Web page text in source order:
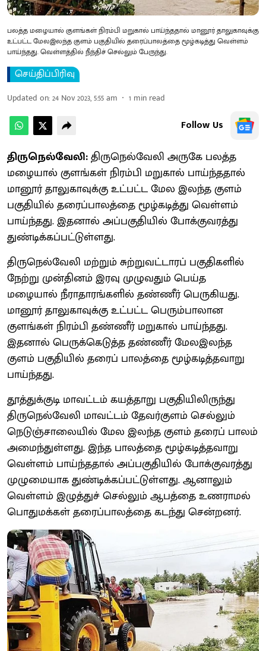
பலத்த மழையால் குளங்கள் நிரம்பி மறுகால் பாய்ந்ததால் மானூர் தாலுகாவுக்கு
உட்பட்ட மேலஇலந்த குளம் பகுதியில் தரைப்பாலத்தை மூழ்கடித்து வெள்ளம்
பாய்ந்தது. வெள்ளத்தில் நீந்திச் செல்லும் பேருந்து.
செய்திப்பிரிவு
Updated on:24 Nov 2023, 5:55 am 1 min read
Follow Us
திருநெல்வேலி:திருநெல்வேலி அருகே பலத்த
மழையால் குளங்கள் நிரம்பி மறுகால் பாய்ந்ததால்
மானூர் தாலுகாவுக்கு உட்பட்ட மேல இலந்த குளம்
பகுதியில் தரைப்பாலத்தை மூழ்கடித்து வெள்ளம்
பாய்ந்தது. இதனால் அப்பகுதியில் போக்குவரத்து
துண்டிக்கப்பட்டுள்ளது.
திருநெல்வேலி மற்றும் சுற்றுவட்டாரப் பகுதிகளில்
நேற்று முன்தினம் இரவு முழுவதும் பெய்த
மழையால் நீராதாரங்களில் தண்ணீர் பெருகியது.
மானூர் தாலுகாவுக்கு உட்பட்ட பெரும்பாலான
குளங்கள் நிரம்பி தண்ணீர் மறுகால் பாய்ந்தது.
இதனால் பெருக்கெடுத்த தண்ணீர் மேலஇலந்த
குளம் பகுதியில் தரைப் பாலத்தை மூழ்கடித்தவாறு
பாய்ந்தது.
தூத்துக்குடி மாவட்டம் கயத்தாறு பகுதியிலிருந்து
திருநெல்வேலி மாவட்டம் தேவர்குளம் செல்லும்
நெடுஞ்சாலையில் மேல இலந்த குளம் தரைப் பாலம்
அமைந்துள்ளது. இந்த பாலத்தை மூழ்கடித்தவாறு
வெள்ளம் பாய்ந்ததால் அப்பகுதியில் போக்குவரத்து
முழுமையாக துண்டிக்கப்பட்டுள்ளது. ஆனாலும்
வெள்ளம் இழுத்துச் செல்லும் ஆபத்தை உணராமல்
பொதுமக்கள் தரைப்பாலத்தை கடந்து சென்றனர்.